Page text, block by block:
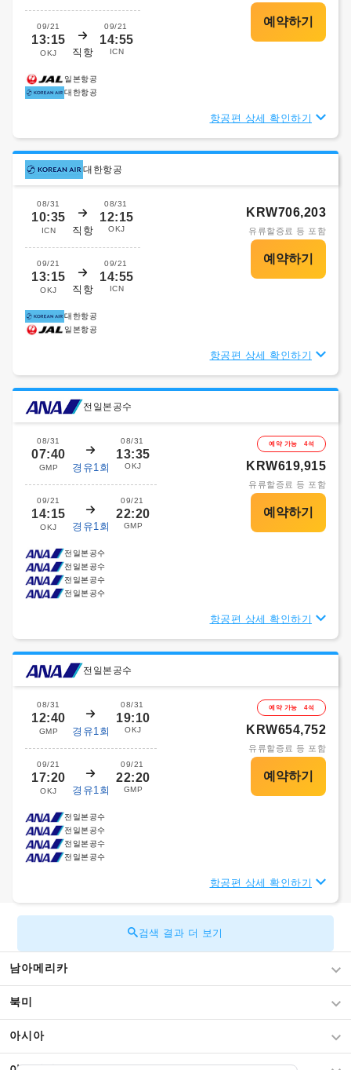
09/21
13:15
OKJ 직항
09/21
14:55
ICN
일본항공
대한항공
항공편 상세 확인하기
대한항공
08/31
10:35
ICN 직항
08/31
12:15
OKJ
09/21
13:15
OKJ 직항
09/21
14:55
ICN
KRW706,203
유류할증료 등 포함
대한항공
일본항공
항공편 상세 확인하기
전일본공수
08/31
07:40
GMP 경유1회
08/31
13:35
OKJ
09/21
14:15
OKJ 경유1회
09/21
22:20
GMP
예약 가능 4석
KRW619,915
유류할증료 등 포함
전일본공수
전일본공수
전일본공수
전일본공수
항공편 상세 확인하기
전일본공수
08/31
12:40
GMP 경유1회
08/31
19:10
OKJ
09/21
17:20
OKJ 경유1회
09/21
22:20
GMP
예약 가능 4석
KRW654,752
유류할증료 등 포함
전일본공수
전일본공수
전일본공수
전일본공수
항공편 상세 확인하기
검색 결과 더 보기
남아메리카
북미
아시아